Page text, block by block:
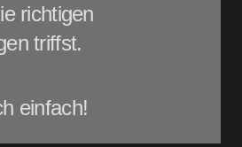
richtigen
triffst.
einfach!